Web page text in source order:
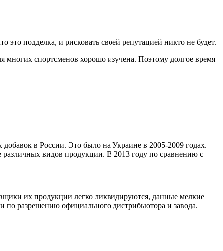
подделка, и рисковать своей репутацией никто не будет.
многих спортсменов хорошо изучена. Поэтому долгое время
в России. Это было на Украине в 2005-2009 годах.
видов продукции. В 2013 году по сравнению с
их продукции легко ликвидируются, данные мелкие
по разрешению официального дистрибьютора и завода.